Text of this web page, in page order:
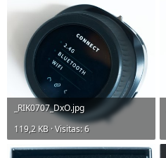
_RIK0707_DxO.jpg
119,2 KB · Visitas: 6